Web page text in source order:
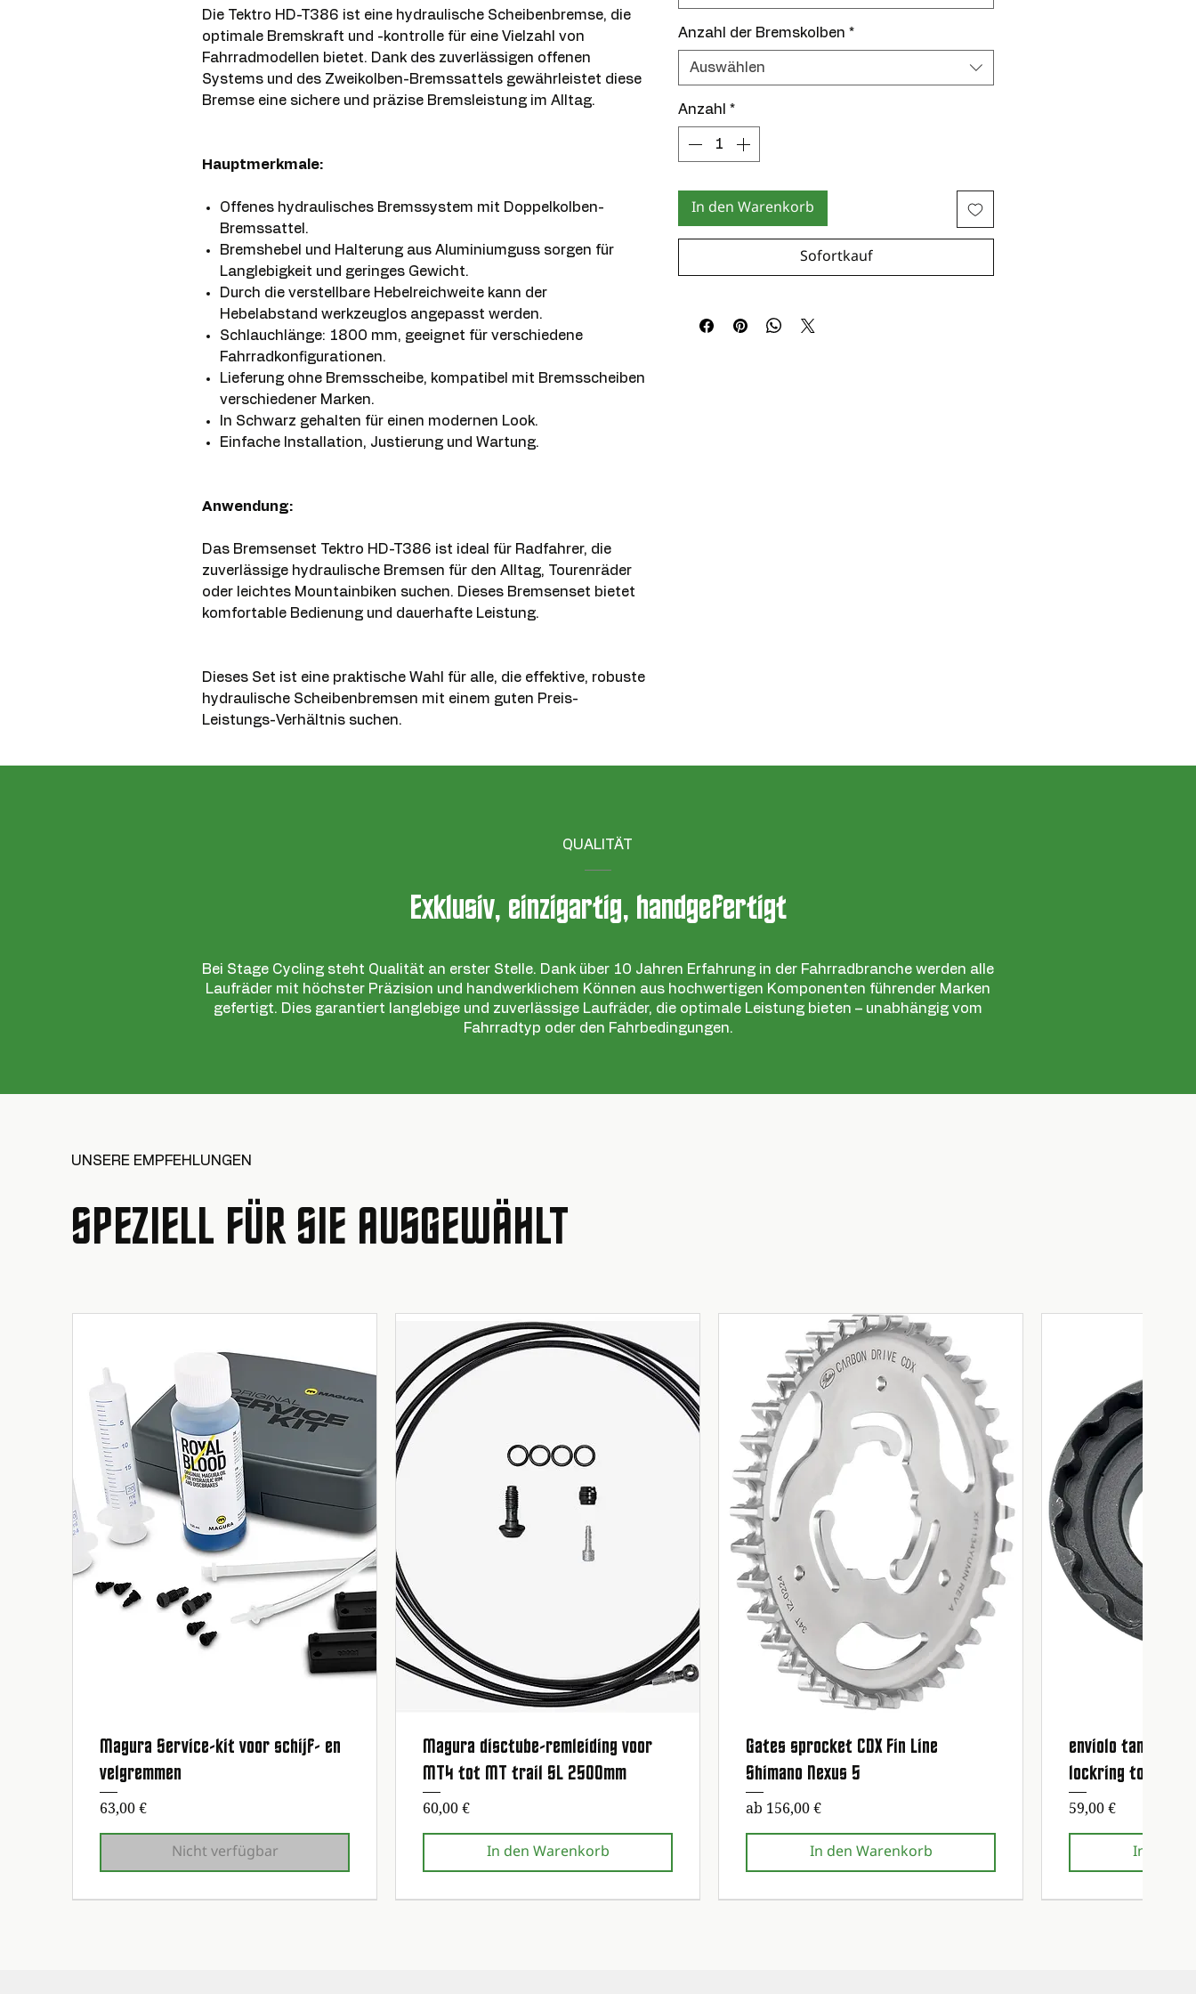
Die Tektro HD-T386 ist eine hydraulische Scheibenbremse, die
optimale Bremskraft und -kontrolle für eine Vielzahl von
Fahrradmodellen bietet. Dank des zuverlässigen offenen
Systems und des Zweikolben-Bremssattels gewährleistet diese
Bremse eine sichere und präzise Bremsleistung im Alltag.
Hauptmerkmale:
Offenes hydraulisches Bremssystem mit Doppelkolben-
Bremssattel.
Bremshebel und Halterung aus Aluminiumguss sorgen für
Langlebigkeit und geringes Gewicht.
Durch die verstellbare Hebelreichweite kann der
Hebelabstand werkzeuglos angepasst werden.
Schlauchlänge: 1800 mm, geeignet für verschiedene
Fahrradkonfigurationen.
Lieferung ohne Bremsscheibe, kompatibel mit Bremsscheiben
verschiedener Marken.
In Schwarz gehalten für einen modernen Look.
Einfache Installation, Justierung und Wartung.
Anwendung:
Das Bremsenset Tektro HD-T386 ist ideal für Radfahrer, die
zuverlässige hydraulische Bremsen für den Alltag, Tourenräder
oder leichtes Mountainbiken suchen. Dieses Bremsenset bietet
komfortable Bedienung und dauerhafte Leistung.
Dieses Set ist eine praktische Wahl für alle, die effektive, robuste
hydraulische Scheibenbremsen mit einem guten Preis-
Leistungs-Verhältnis suchen.
Anzahl der Bremskolben *
Auswählen
Anzahl *
In den Warenkorb
Sofortkauf
QUALITÄT
Exklusiv, einzigartig, handgefertigt
Bei Stage Cycling steht Qualität an erster Stelle. Dank über 10 Jahren Erfahrung in der Fahrradbranche werden alle
Laufräder mit höchster Präzision und handwerklichem Können aus hochwertigen Komponenten führender Marken
gefertigt. Dies garantiert langlebige und zuverlässige Laufräder, die optimale Leistung bieten – unabhängig vom
Fahrradtyp oder den Fahrbedingungen.
UNSERE EMPFEHLUNGEN
SPEZIELL FÜR SIE AUSGEWÄHLT
Schnellansicht
Magura Service-kit voor schijf- en
velgremmen
Preis
63,00 €
Nicht verfügbar
Schnellansicht
Magura disctube-remleiding voor
MT4 tot MT trail SL 2500mm
Preis
60,00 €
In den Warenkorb
Schnellansicht
Gates sprocket CDX Fin Line
Shimano Nexus 5
ab 156,00 €
Sale-Preis
In den Warenkorb
enviolo tandwiel
lockring tool
Preis
59,00 €
In den